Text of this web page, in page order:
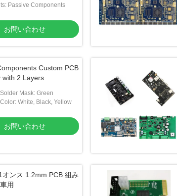
Test
Passive Components
お問い合わせ
Custom PCB
with 2 Layers
Lead-Free Solder Mask: Green
White, Black, Yellow
お問い合わせ
オンス 1.2mm PCB 組み
用